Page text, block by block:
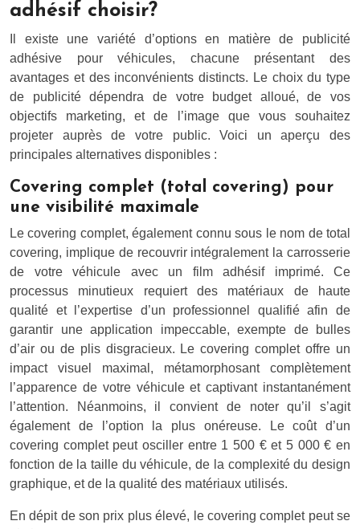
adhésif choisir?
Il existe une variété d’options en matière de publicité
adhésive pour véhicules, chacune présentant des
avantages et des inconvénients distincts. Le choix du type
de publicité dépendra de votre budget alloué, de vos
objectifs marketing, et de l’image que vous souhaitez
projeter auprès de votre public. Voici un aperçu des
principales alternatives disponibles :
Covering complet (total covering) pour
une visibilité maximale
Le covering complet, également connu sous le nom de total
covering, implique de recouvrir intégralement la carrosserie
de votre véhicule avec un film adhésif imprimé. Ce
processus minutieux requiert des matériaux de haute
qualité et l’expertise d’un professionnel qualifié afin de
garantir une application impeccable, exempte de bulles
d’air ou de plis disgracieux. Le covering complet offre un
impact visuel maximal, métamorphosant complètement
l’apparence de votre véhicule et captivant instantanément
l’attention. Néanmoins, il convient de noter qu’il s’agit
également de l’option la plus onéreuse. Le coût d’un
covering complet peut osciller entre 1 500 € et 5 000 € en
fonction de la taille du véhicule, de la complexité du design
graphique, et de la qualité des matériaux utilisés.
En dépit de son prix plus élevé, le covering complet peut se